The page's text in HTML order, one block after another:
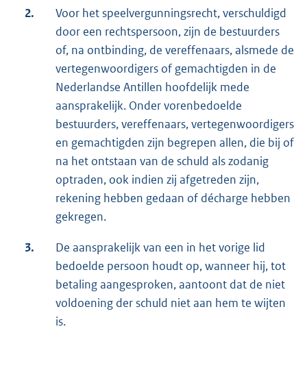
2.
Voor het speelvergunningsrecht, verschuldigd
door een rechtspersoon, zijn de bestuurders
of, na ontbinding, de vereffenaars, alsmede de
vertegenwoordigers of gemachtigden in de
Nederlandse Antillen hoofdelijk mede
aansprakelijk. Onder vorenbedoelde
bestuurders, vereffenaars, vertegenwoordigers
en gemachtigden zijn begrepen allen, die bij of
na het ontstaan van de schuld als zodanig
optraden, ook indien zij afgetreden zijn,
rekening hebben gedaan of décharge hebben
gekregen.
3.
De aansprakelijk van een in het vorige lid
bedoelde persoon houdt op, wanneer hij, tot
betaling aangesproken, aantoont dat de niet
voldoening der schuld niet aan hem te wijten
is.